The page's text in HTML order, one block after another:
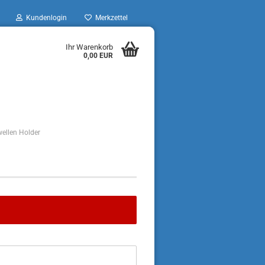
Kundenlogin Merkzettel
Ihr Warenkorb
0,00 EUR
Holder